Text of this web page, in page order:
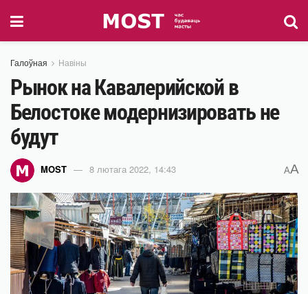
Галоўная Навіны
Рынок на Кавалерийской в
Белостоке модернизировать не
будут
MOST 8 лютага 2022, 14:43 AA